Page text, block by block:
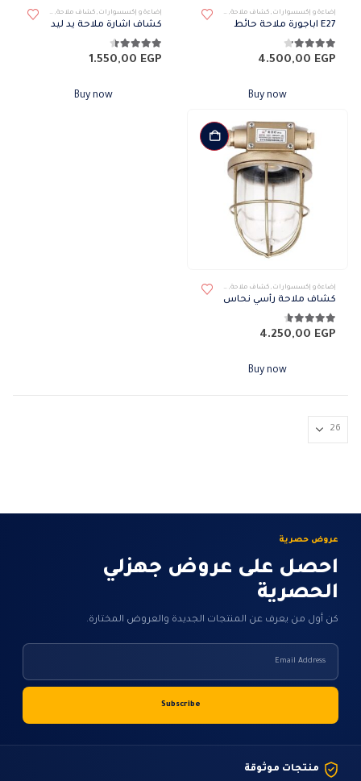
إضاءة و إكسسوارات , كشاف ملاحة, كشافات كشافات خارجى
E27 اباجورة ملاحة حائط
4.14من 5
4.500,00 EGP
Buy now
إضاءة و إكسسوارات , كشاف ملاحة, كشافات
كشاف اشارة ملاحة يد ليد
4.43من 5
1.550,00 EGP
Buy now
إضاءة و إكسسوارات , كشاف ملاحة, كشافات
كشاف ملاحة رأسي نحاس
4.57من 5
4.250,00 EGP
Buy now
عروض حصرية
احصل على عروض جهزلي
الحصرية
كن أول من يعرف عن المنتجات الجديدة والعروض المختارة.
منتجات موثوقة